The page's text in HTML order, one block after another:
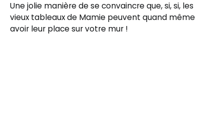
Une jolie manière de se convaincre que, si, si, les
vieux tableaux de Mamie peuvent quand même
avoir leur place sur votre mur !